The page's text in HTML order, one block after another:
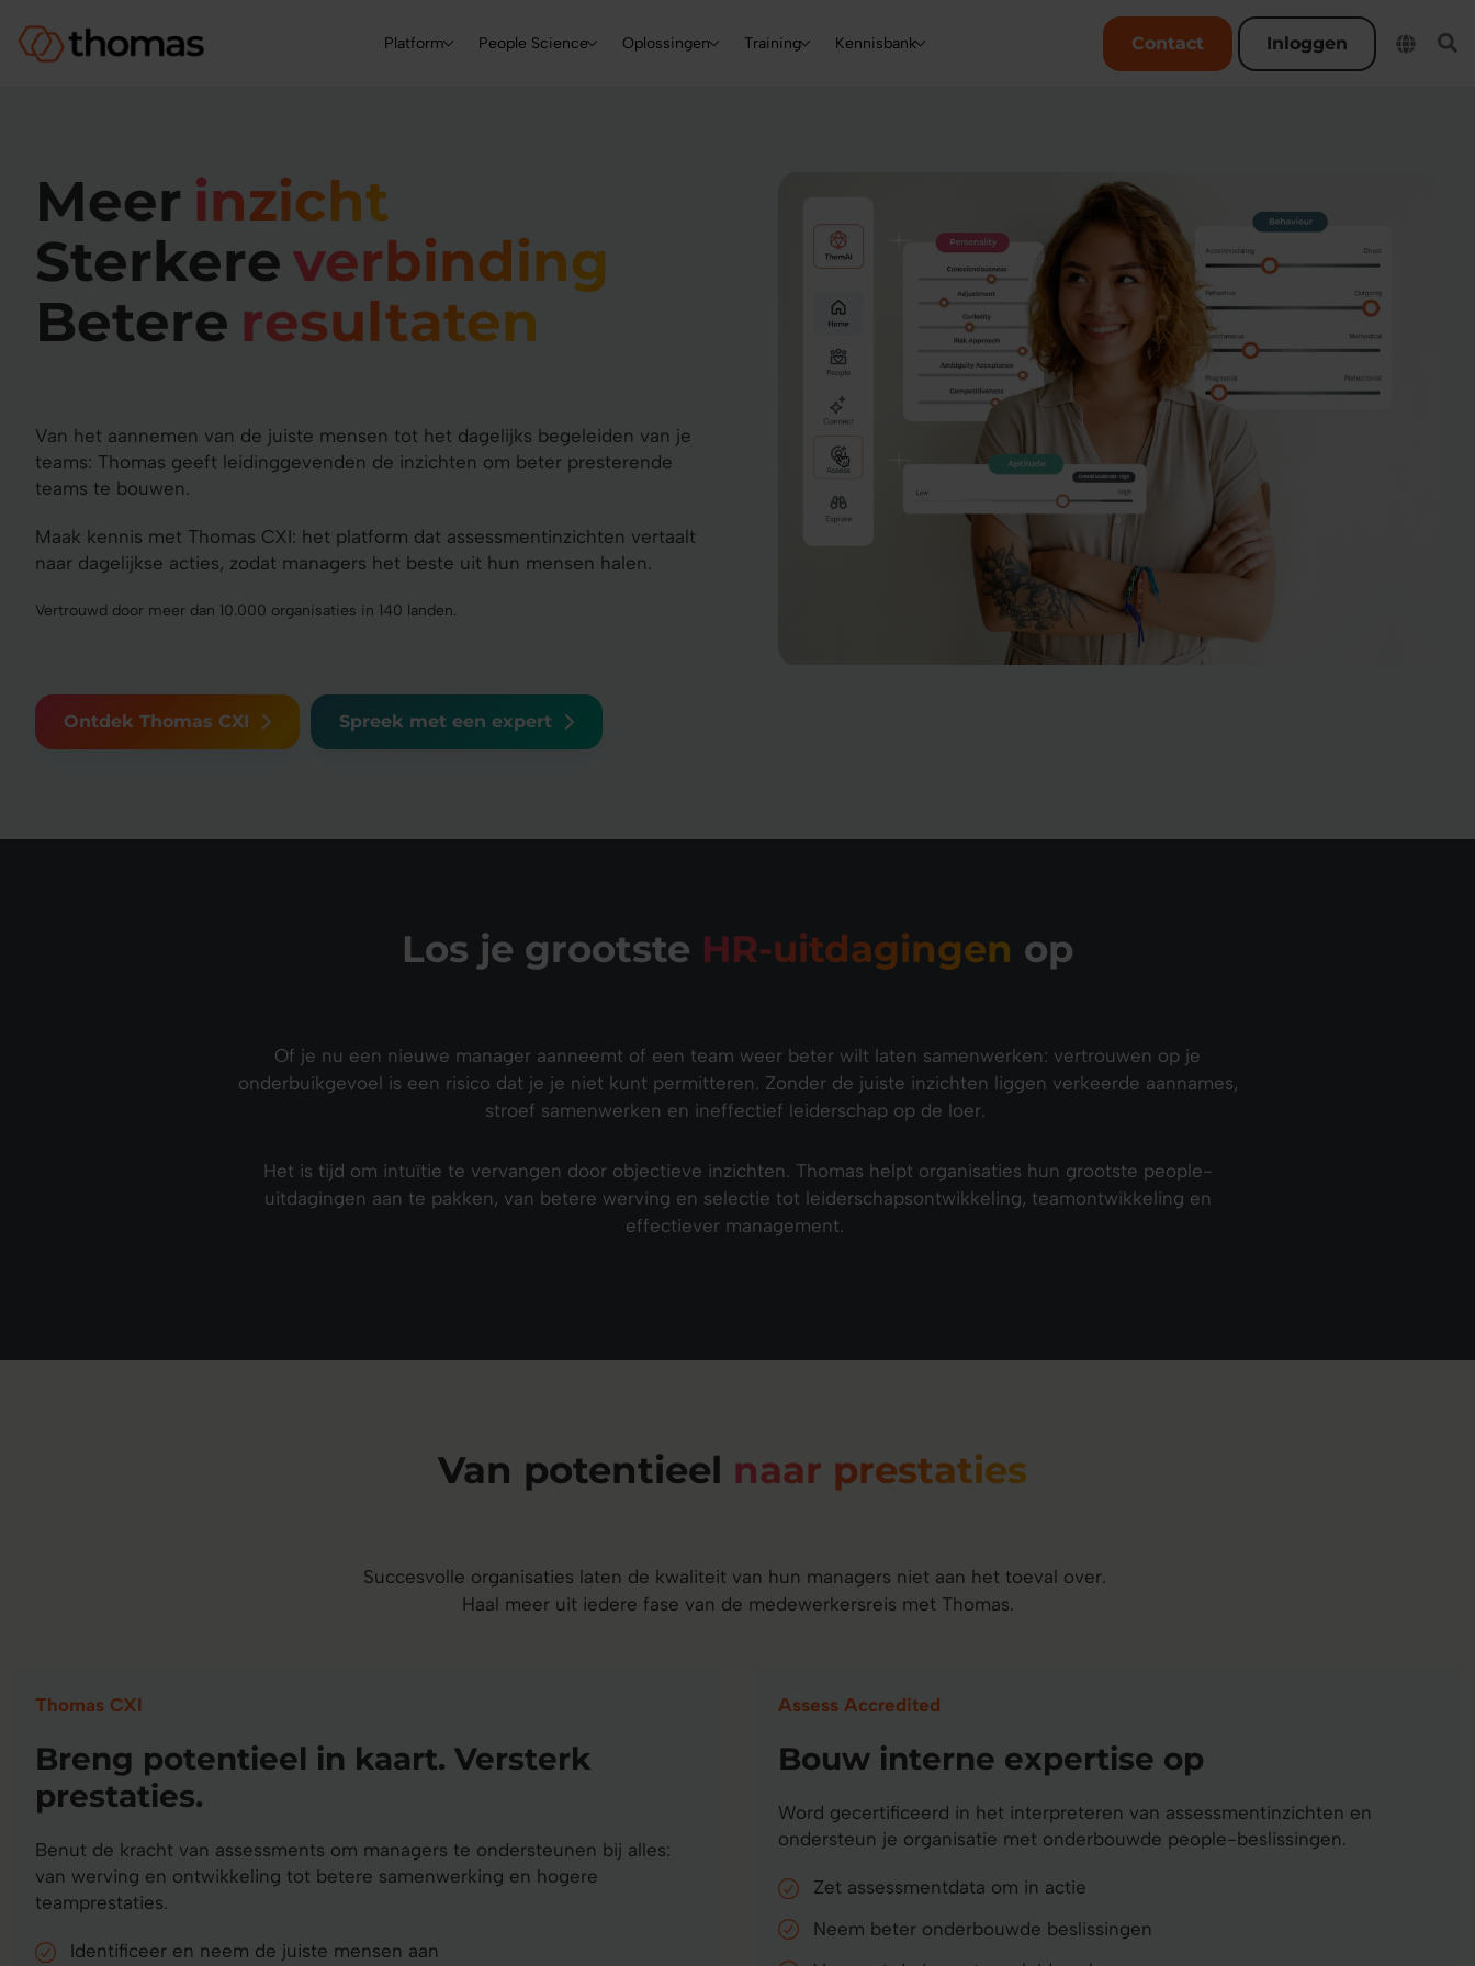
Main navigation
Platform People Science Oplossingen Training Kennisbank
User account menu
Contact Inloggen
Meer inzicht
Sterkereverbinding
Betere resultaten
Van het aannemen van de juiste mensen tot het dagelijks begeleiden van je
teams: Thomas geeft leidinggevenden de inzichten om beter presterende
teams te bouwen.
Maak kennis met Thomas CXI: het platform dat assessmentinzichten vertaalt
naar dagelijkse acties, zodat managers het beste uit hun mensen halen.
Vertrouwd door meer dan 10.000 organisaties in 140 landen.
Ontdek Thomas CXI Spreek met een expert
Los je grootste HR-uitdagingen op
Of je nu een nieuwe manager aanneemt of een team weer beter wilt laten samenwerken: vertrouwen op je
onderbuikgevoel is een risico dat je je niet kunt permitteren. Zonder de juiste inzichten liggen verkeerde aannames,
stroef samenwerken en ineffectief leiderschap op de loer.
Het is tijd om intuïtie te vervangen door objectieve inzichten. Thomas helpt organisaties hun grootste people-
uitdagingen aan te pakken, van betere werving en selectie tot leiderschapsontwikkeling, teamontwikkeling en
effectiever management.
Van potentieel naar prestaties
Succesvolle organisaties laten de kwaliteit van hun managers niet aan het toeval over.
Haal meer uit iedere fase van de medewerkersreis met Thomas.
Thomas CXI
Breng potentieel in kaart. Versterk
prestaties.
Benut de kracht van assessments om managers te ondersteunen bij alles:
van werving en ontwikkeling tot betere samenwerking en hogere
teamprestaties.
Identificeer en neem de juiste mensen aan
Assess Accredited
Bouw interne expertise op
Word gecertificeerd in het interpreteren van assessmentinzichten en
ondersteun je organisatie met onderbouwde people-beslissingen.
Zet assessmentdata om in actie
Neem beter onderbouwde beslissingen